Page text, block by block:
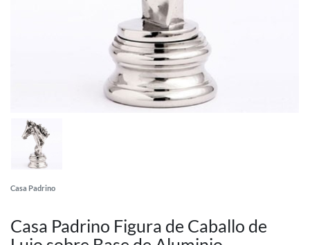
Casa Padrino
Casa Padrino Figura de Caballo de